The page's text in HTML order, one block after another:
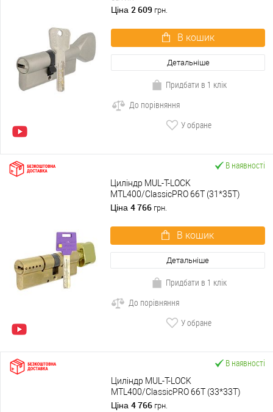
Ціна 2 609 грн.
В кошик
Детальніше
Придбати в 1 клік
До порівняння
У обране
В наявності
Циліндр MUL-T-LOCK
MTL400/ClassicPRO 66T (31*35T)
латунь
Ціна 4 766 грн.
В кошик
Детальніше
Придбати в 1 клік
До порівняння
У обране
В наявності
Циліндр MUL-T-LOCK
MTL400/ClassicPRO 66T (33*33T)
латунь
Ціна 4 766 грн.